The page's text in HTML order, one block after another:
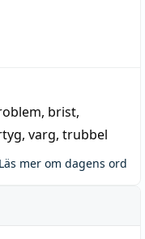
, brist,
, varg, trubbel
Läs mer om dagens ord